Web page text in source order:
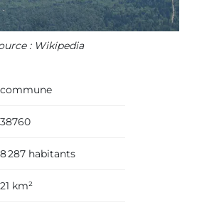
: Wikipedia
commune
38760
8 287 habitants
21 km²